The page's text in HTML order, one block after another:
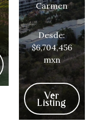
Carmen
Desde:
$6,704,456
mxn
Ver
Listing